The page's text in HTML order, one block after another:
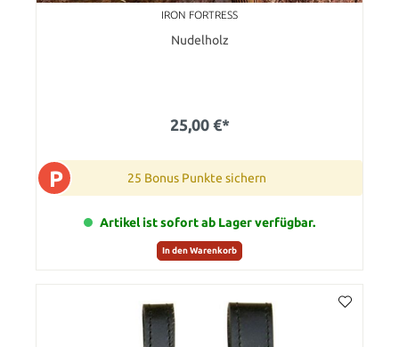
IRON FORTRESS
Nudelholz
25,00 €*
P 25 Bonus Punkte sichern
Artikel ist sofort ab Lager verfügbar.
In den Warenkorb